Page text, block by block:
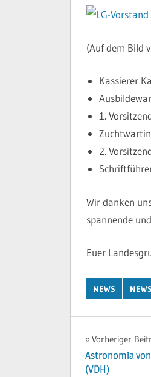
(Auf dem Bild
Kassierer
1.
2.
Wir danken
spannende
Euer
NEWS
Vorheriger
Astronomia
(VDH)